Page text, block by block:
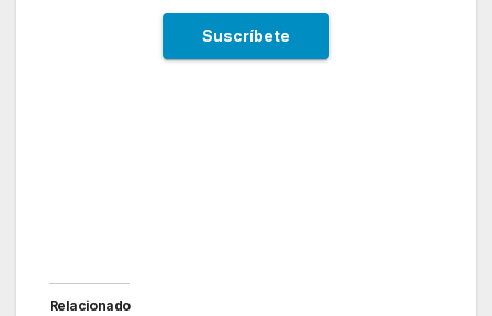
Relacionado